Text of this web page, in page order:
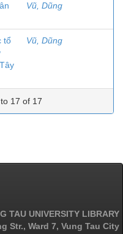
Vũ, Dũng
tổ
Vũ, Dũng
17 of 17
TAU UNIVERSITY LIBRARY
Str., Ward 7, Vung Tau City